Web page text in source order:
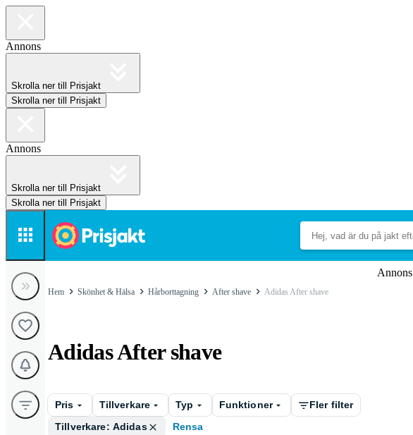
Annons
Skrolla ner till Prisjakt
Skrolla ner till Prisjakt
Annons
Skrolla ner till Prisjakt
Skrolla ner till Prisjakt
Annons
Hem Skönhet & Hälsa Hårborttagning After shave Adidas After shave
Adidas After shave
Pris Tillverkare Typ Funktioner
Fler filter
Tillverkare: Adidas
Rensa